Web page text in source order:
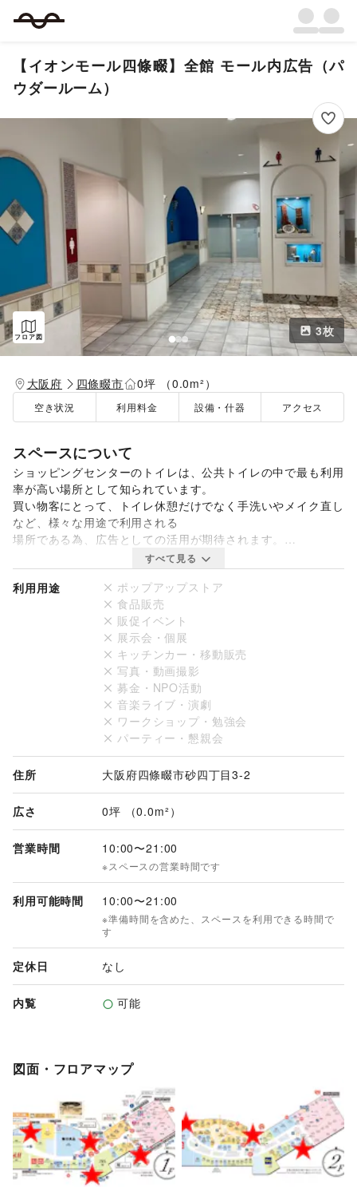
【イオンモール四條畷】全館 モール内広告（パ
ウダールーム）
フロア図 3枚
大阪府 四條畷市 0坪 （0.0m²）
空き状況 利用料金 設備・什器 アクセス
スペースについて
ショッピングセンターのトイレは、公共トイレの中で最も利用
率が高い場所として知られています。
買い物客にとって、トイレ休憩だけでなく手洗いやメイク直し
など、様々な用途で利用される
場所である為、﻿広告としての活用が期待されます。
掲出場所として１階から４階まで、計１１ヶ所がございます。
すべて見る
利用用途
ポップアップストア
食品販売
販促イベント
展示会・個展
キッチンカー・移動販売
写真・動画撮影
募金・NPO活動
音楽ライブ・演劇
ワークショップ・勉強会
パーティー・懇親会
住所 大阪府四條畷市砂四丁目3-2
広さ 0坪 （0.0m²）
営業時間 10:00〜21:00
※スペースの営業時間です
利用可能時間 10:00〜21:00
※準備時間を含めた、スペースを利用できる時間で
す
定休日 なし
内覧 可能
図面・フロアマップ